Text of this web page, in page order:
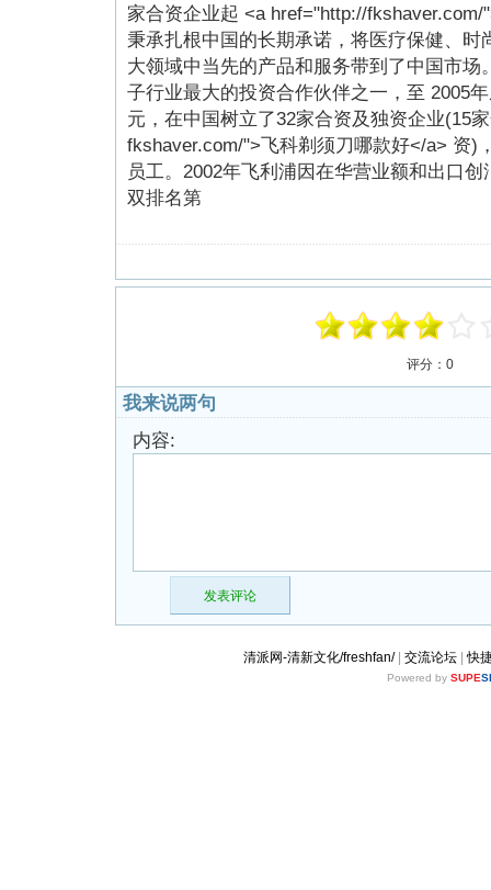
家合资企业起 <a href="http://
秉承扎根中国的长期承诺，将医疗保健、时
大领域中当先的产品和服务带到了中国市
子行业最大的投资合作伙伴之一，至 2005
元，在中国树立了32家合资及独资企业(15
fkshaver.com/">飞科剃须刀哪款好</a> 资)
员工。2002年飞利浦因在华营业额和出口
双排名第
评分： 0
我来说两句
内容:
发表评论
清派网-清新文化/freshfan/| 交流论坛|快
Powered by SUPE